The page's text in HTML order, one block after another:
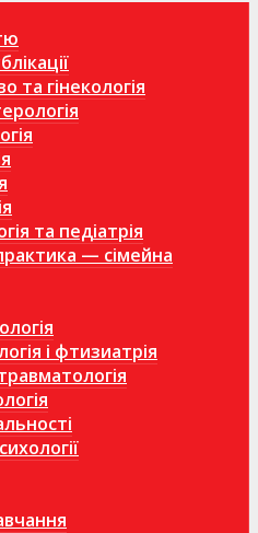
та гінекологія
та педіатрія
— сімейна
і фтизиатрія